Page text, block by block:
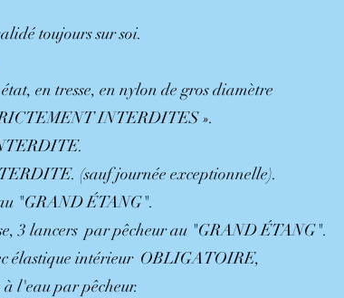
toujours sur soi.
en tresse, en nylon de gros diamètre
INTERDITES ».
(sauf journée exceptionnelle).
"GRAND ÉTANG".
3 lancers par pêcheur au "GRAND ÉTANG".
élastique intérieur OBLIGATOIRE,
l'eau par pêcheur.